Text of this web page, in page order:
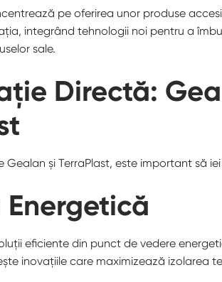
pe oferirea unor produse
integrând tehnologii noi pentru a
sale.
Directă:
Gealan și TerraPlast, este important să
eficiente din punct de vedere
inovațiile care maximizează izolarea